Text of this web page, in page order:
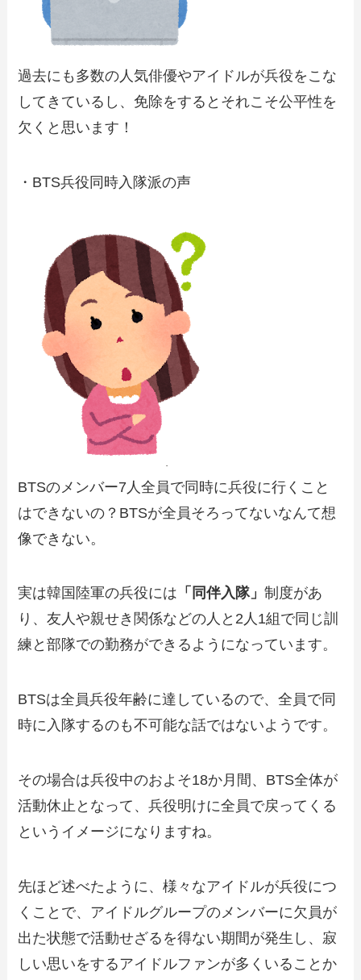
過去にも多数の人気俳優やアイドルが兵役をこな
してきているし、免除をするとそれこそ公平性を
欠くと思います！
・BTS兵役同時入隊派の声
BTSのメンバー7人全員で同時に兵役に行くこと
はできないの？BTSが全員そろってないなんて想
像できない。
実は韓国陸軍の兵役には 「同伴入隊」制度があ
り、友人や親せき関係などの人と2人1組で同じ訓
練と部隊での勤務ができるようになっています。
BTSは全員兵役年齢に達しているので、全員で同
時に入隊するのも不可能な話ではないようです。
その場合は兵役中のおよそ18か月間、BTS全体が
活動休止となって、兵役明けに全員で戻ってくる
というイメージになりますね。
先ほど述べたように、様々なアイドルが兵役につ
くことで、アイドルグループのメンバーに欠員が
出た状態で活動せざるを得ない期間が発生し、寂
しい思いをするアイドルファンが多くいることか